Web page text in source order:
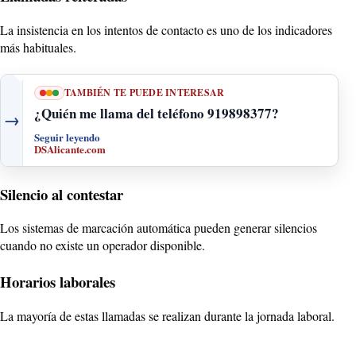
La insistencia en los intentos de contacto es uno de los indicadores
más habituales.
→
TAMBIÉN TE PUEDE INTERESAR
¿Quién me llama del teléfono 919898377?
Seguir leyendo
DSAlicante.com
Silencio al contestar
Los sistemas de marcación automática pueden generar silencios
cuando no existe un operador disponible.
Horarios laborales
La mayoría de estas llamadas se realizan durante la jornada laboral.